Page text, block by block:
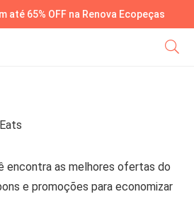
até 65% OFF na Renova Ecopeças
encontra as melhores ofertas do
e promoções para economizar